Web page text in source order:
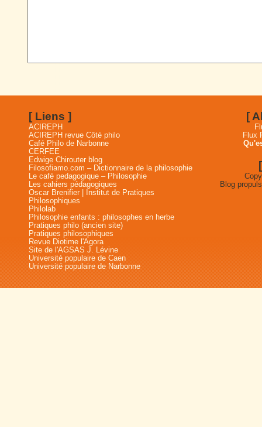
[ Liens ]
ACIREPH
ACIREPH revue Côté philo
Café Philo de Narbonne
CERFEE
Edwige Chirouter blog
Filosofiamo.com – Dictionnaire de la philosophie
Le café pedagogique – Philosophie
Les cahiers pédagogiques
Oscar Brenifier | Institut de Pratiques
Philosophiques
Philolab
Philosophie enfants : philosophes en herbe
Pratiques philo (ancien site)
Pratiques philosophiques
Revue Diotime l'Agora
Site de l'AGSAS J. Lévine
Université populaire de Caen
Université populaire de Narbonne
[
Flux
Blog